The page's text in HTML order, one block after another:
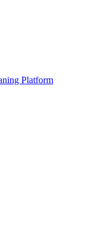
Platform